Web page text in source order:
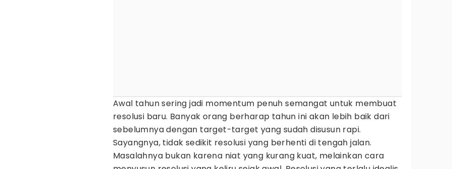
Awal tahun sering jadi momentum penuh semangat untuk membuat
resolusi baru. Banyak orang berharap tahun ini akan lebih baik dari
sebelumnya dengan target-target yang sudah disusun rapi.
Sayangnya, tidak sedikit resolusi yang berhenti di tengah jalan.
Masalahnya bukan karena niat yang kurang kuat, melainkan cara